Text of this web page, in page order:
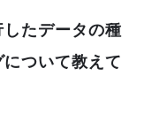
たデータの種
ついて教えて